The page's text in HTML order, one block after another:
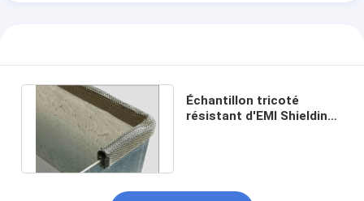
Échantillon tricoté
résistant d'EMI Shielding